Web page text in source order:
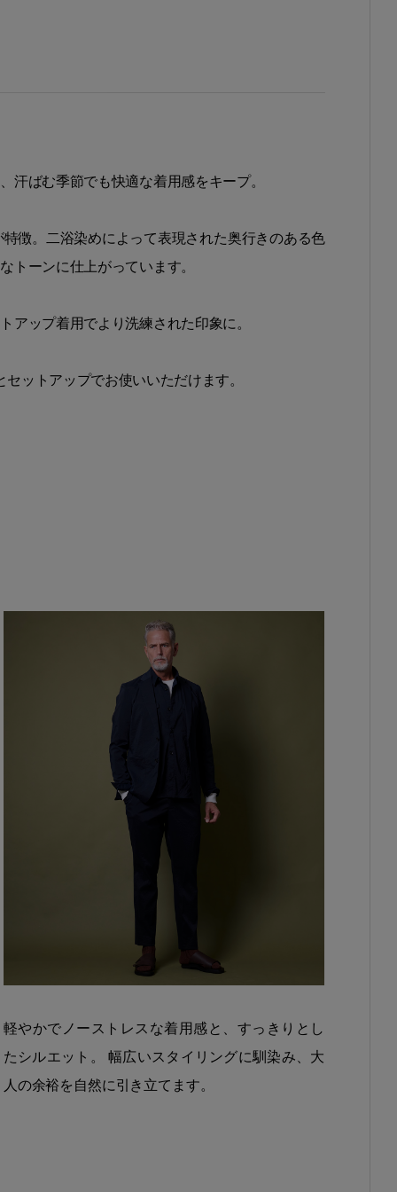
汗ばむ季節でも快適な着用感をキープ。
徴。二浴染めによって表現された奥行きのある色
トーンに仕上がっています。
アップ着用でより洗練された印象に。
セットアップでお使いいただけます。
軽やかでノーストレスな着用感と、すっきりとし
たシルエット。 幅広いスタイリングに馴染み、大
人の余裕を自然に引き立てます。